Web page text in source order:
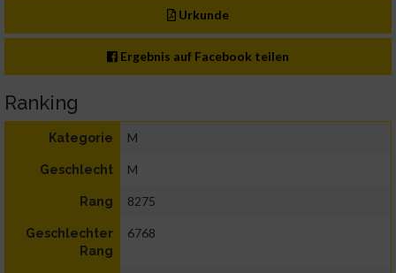
Urkunde
Ergebnis auf Facebook teilen
Ranking
Kategorie M
Geschlecht M
Rang 8275
Geschlechter
Rang
6768